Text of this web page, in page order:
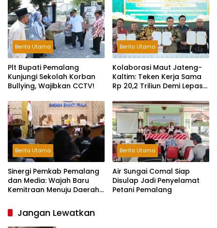
Berita Utama
Plt Bupati Pemalang
Kunjungi Sekolah Korban
Bullying, Wajibkan CCTV!
Berita Utama
Kolaborasi Maut Jateng-
Kaltim: Teken Kerja Sama
Rp 20,2 Triliun Demi Lepas
Berita Utama
Sinergi Pemkab Pemalang
dan Media: Wajah Baru
Kemitraan Menuju Daerah
Berita Utama
Air Sungai Comal Siap
Disulap Jadi Penyelamat
Petani Pemalang
Jangan Lewatkan